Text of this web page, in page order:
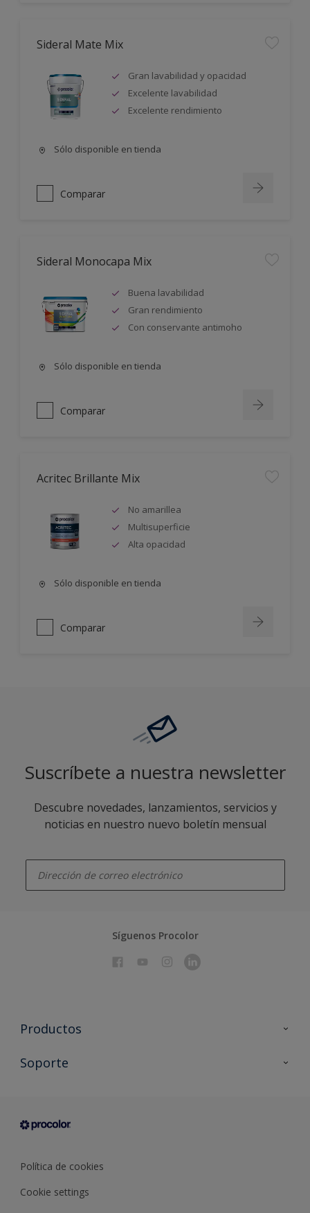
Sideral Mate Mix
Gran lavabilidad y opacidad
Excelente lavabilidad
Excelente rendimiento
Sólo disponible en tienda
Comparar
Sideral Monocapa Mix
Buena lavabilidad
Gran rendimiento
Con conservante antimoho
Sólo disponible en tienda
Comparar
Acritec Brillante Mix
No amarillea
Multisuperficie
Alta opacidad
Sólo disponible en tienda
Comparar
Suscríbete a nuestra newsletter
Descubre novedades, lanzamientos, servicios y
noticias en nuestro nuevo boletín mensual
Síguenos Procolor
Productos
Todos los productos
Condiciones generales de venta
Soporte
Sobre Procolor
Política de cookies
Cookie settings